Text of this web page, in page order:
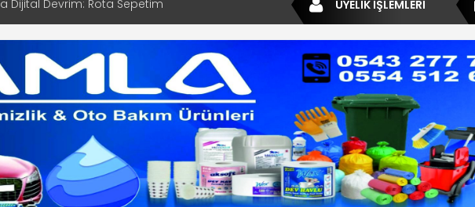
Dijital Devrim: Rota Sepetim
Bölge Müdürü Makam Koltuğunu
Rehberi ile Google ve Yapay Zeka
Öne Çıkın
Rehberi Hizmete Girdi
Yayın Hayatına Başladı | Hızlı ve Akıllı
ÜYELİK İŞLEMLERİ